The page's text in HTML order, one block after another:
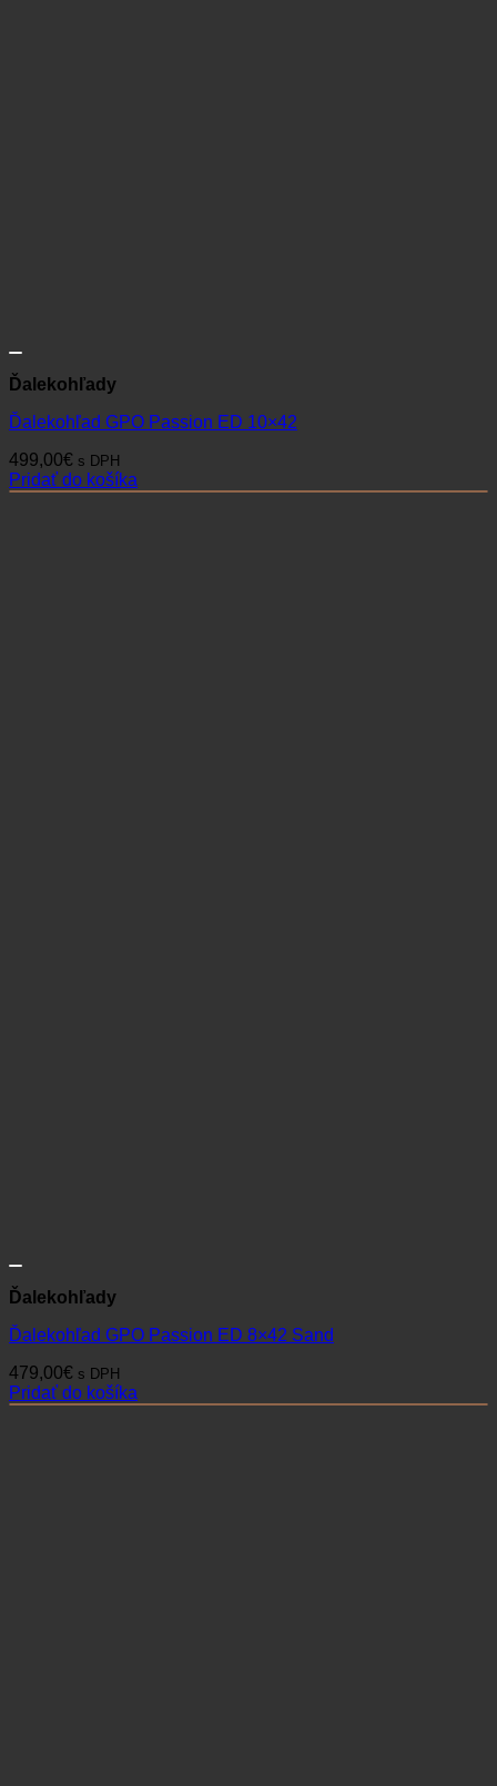
Ďalekohľady
Ďalekohľad GPO Passion ED 10×42
499,00€ s DPH
Pridať do košíka
Ďalekohľady
Ďalekohľad GPO Passion ED 8×42 Sand
479,00€ s DPH
Pridať do košíka